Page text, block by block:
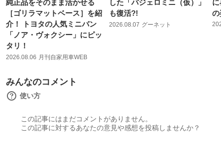
純正品をそのまま活かせる
［ゴリラマットベース］を紹
介！ トヨタの人気ミニバン
「ノア・ヴォクシー」にピッ
タリ！
2026.08.06 月刊自家用車WEB
した「パジェロミニ（仮）」
も復活?!
2026.08.07 グーネット
の
みんなのコメント
使い方
この記事にはまだコメントがありません。
この記事に対するあなたの意見や感想を投稿しませんか？